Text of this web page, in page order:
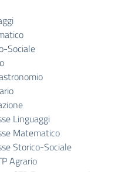
Sociale
Linguaggi
Matematico
Storico-Sociale
Agrario